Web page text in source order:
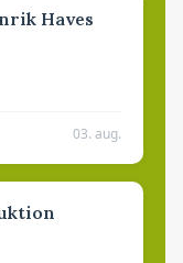
Haves
03. aug.